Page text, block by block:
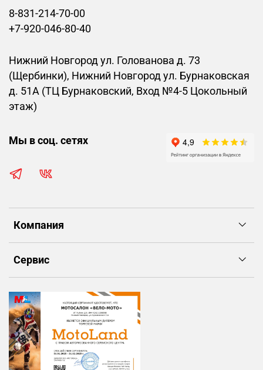
Компания
Сервис
8-831-214-70-00
+7-920-046-80-40
Нижний Новгород ул. Голованова д. 73
(Щербинки), Нижний Новгород ул. Бурнаковская
д. 51А (ТЦ Бурнаковский, Вход №4-5 Цокольный
этаж)
Мы в соц. сетях